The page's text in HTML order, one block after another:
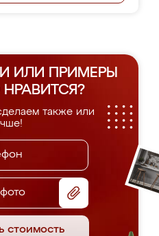
ИЛИ ПРИМЕРЫ
НРАВИТСЯ?
также или
стоимость